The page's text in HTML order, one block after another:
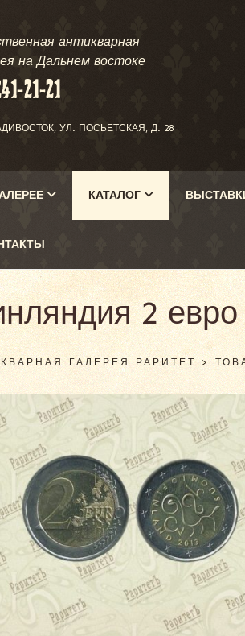
антикварная
на Дальнем востоке
УЛ. ПОСЬЕТСКАЯ, Д. 28
КАТАЛОГ
2
ГАЛЕРЕЯ РАРИТЕТ >